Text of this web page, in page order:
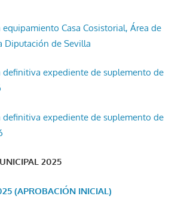
Casa Cosistorial, Área de
Diputación de Sevilla
definitiva expediente de suplemento de
definitiva expediente de suplemento de
2025
(APROBACIÓN INICIAL)